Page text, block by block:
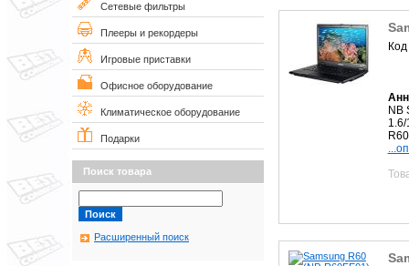
Сетевые фильтры
Плееры и рекордеры
Игровые приставки
Офисное оборудование
Климатическое оборудование
Подарки
Поиск товара
Расширенный поиск
NB